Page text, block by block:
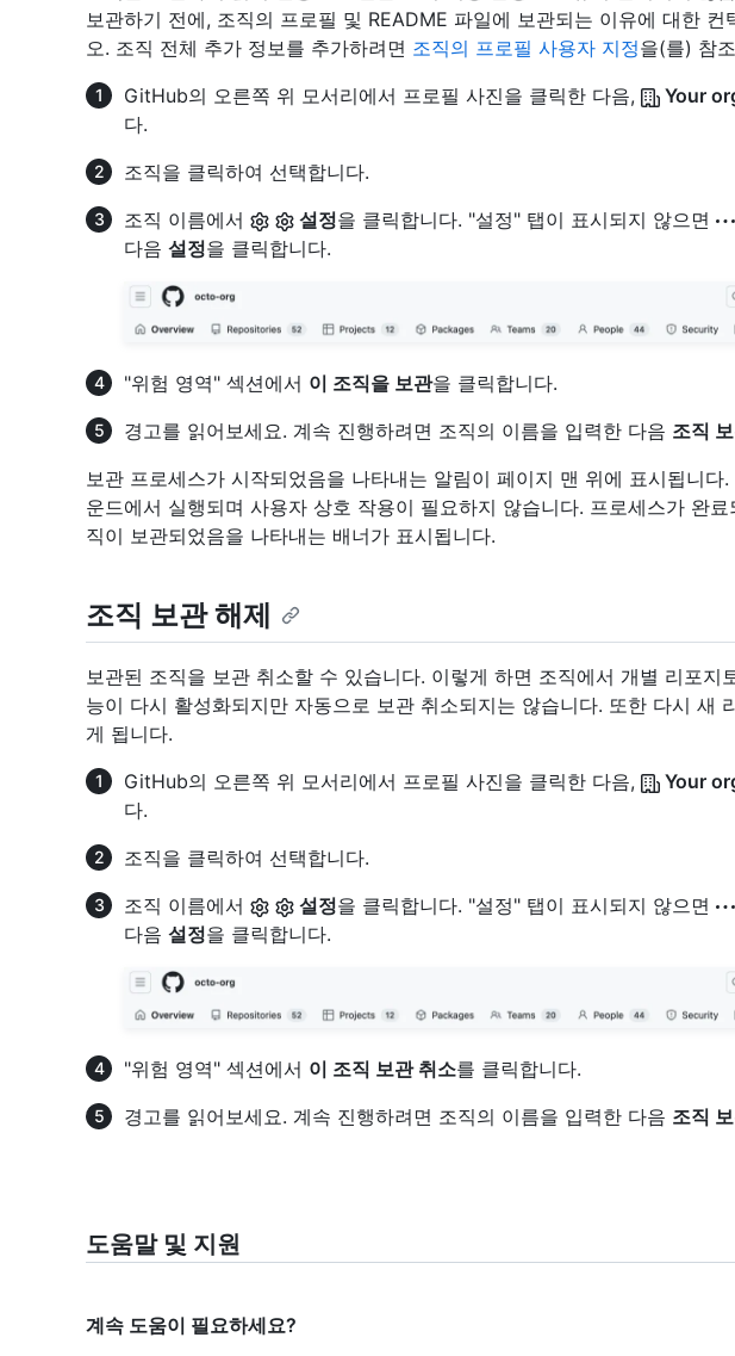
보관하기 전에, 조직의 프로필 및 README 파일에 보관되는 이유에 대한 컨
오. 조직 전체 추가 정보를 추가하려면 조직의 프로필 사용자 지정을(를) 참
GitHub의 오른쪽 위 모서리에서 프로필 사진을 클릭한 다음,
Your
다.
조직을 클릭하여 선택합니다.
조직 이름에서
설정을 클릭합니다. "설정" 탭이 표시되지 않으면
다음 설정을 클릭합니다.
"위험 영역" 섹션에서 이 조직을 보관을 클릭합니다.
경고를 읽어보세요. 계속 진행하려면 조직의 이름을 입력한 다음 조직
보관 프로세스가 시작되었음을 나타내는 알림이 페이지 맨 위에 표시됩니다
운드에서 실행되며 사용자 상호 작용이 필요하지 않습니다. 프로세스가 완
직이 보관되었음을 나타내는 배너가 표시됩니다.
조직 보관 해제
보관된 조직을 보관 취소할 수 있습니다. 이렇게 하면 조직에서 개별 리포지
능이 다시 활성화되지만 자동으로 보관 취소되지는 않습니다. 또한 다시 새
게 됩니다.
GitHub의 오른쪽 위 모서리에서 프로필 사진을 클릭한 다음,
Your
다.
조직을 클릭하여 선택합니다.
조직 이름에서
설정을 클릭합니다. "설정" 탭이 표시되지 않으면
다음 설정을 클릭합니다.
"위험 영역" 섹션에서 이 조직 보관 취소를 클릭합니다.
경고를 읽어보세요. 계속 진행하려면 조직의 이름을 입력한 다음 조직
도움말 및 지원
계속 도움이 필요하세요?